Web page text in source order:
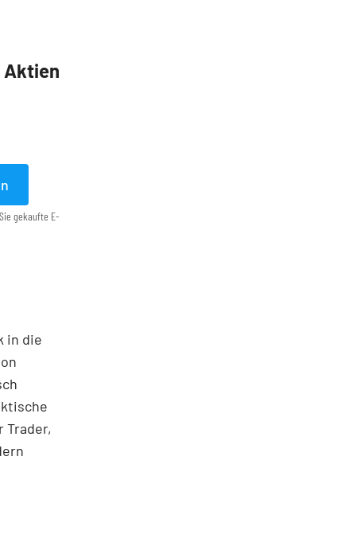
Aktien
gekaufte E-
in die
Trader,